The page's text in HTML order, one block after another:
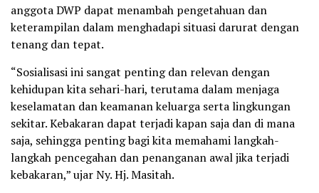
anggota DWP dapat menambah pengetahuan dan
keterampilan dalam menghadapi situasi darurat dengan
tenang dan tepat.
“Sosialisasi ini sangat penting dan relevan dengan
kehidupan kita sehari-hari, terutama dalam menjaga
keselamatan dan keamanan keluarga serta lingkungan
sekitar. Kebakaran dapat terjadi kapan saja dan di mana
saja, sehingga penting bagi kita memahami langkah-
langkah pencegahan dan penanganan awal jika terjadi
kebakaran,” ujar Ny. Hj. Masitah.